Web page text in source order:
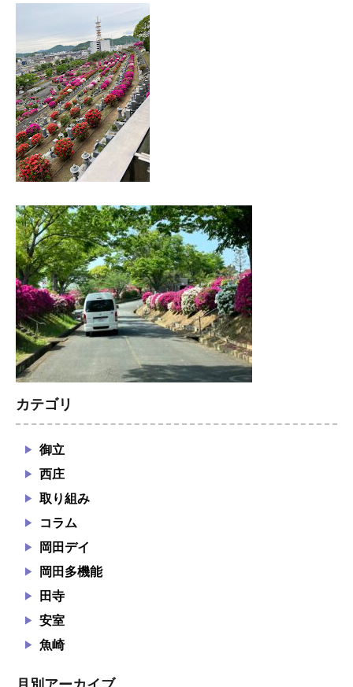
カテゴリ
御立
西庄
取り組み
コラム
岡田デイ
岡田多機能
田寺
安室
魚崎